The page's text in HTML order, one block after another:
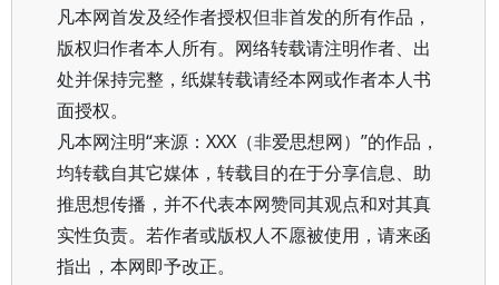
凡本网首发及经作者授权但非首发的所有作品，
版权归作者本人所有。网络转载请注明作者、出
处并保持完整，纸媒转载请经本网或作者本人书
面授权。
凡本网注明“来源：XXX（非爱思想网）”的作品，
均转载自其它媒体，转载目的在于分享信息、助
推思想传播，并不代表本网赞同其观点和对其真
实性负责。若作者或版权人不愿被使用，请来函
指出，本网即予改正。